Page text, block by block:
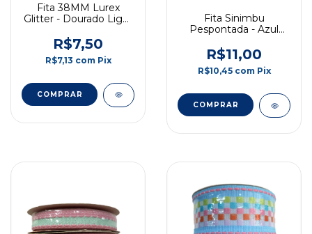
Fita 38MM Lurex
Glitter - Dourado Light
R$7,50
R$7,13 com Pix
Fita Sinimbu
Pespontada - Azul
Vermelha - 10mm -
10m - COD: 1814/10-06
R$11,00
R$10,45 com Pix